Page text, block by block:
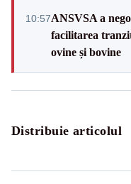
10:57ANSVSA a
facilitarea
ovine și bovine
Distribuie articolul